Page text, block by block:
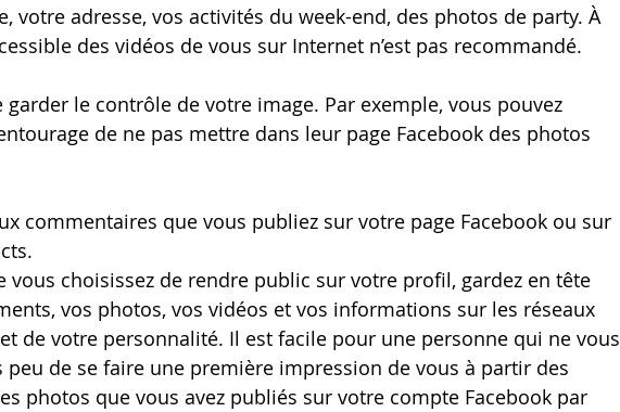
votre adresse, vos activités du week-end, des photos de party. À
des vidéos de vous sur Internet n’est pas recommandé.
garder le contrôle de votre image. Par exemple, vous pouvez
de ne pas mettre dans leur page Facebook des photos
commentaires que vous publiez sur votre page Facebook ou sur
vous choisissez de rendre public sur votre profil, gardez en tête
vos photos, vos vidéos et vos informations sur les réseaux
de votre personnalité. Il est facile pour une personne qui ne vous
peu de se faire une première impression de vous à partir des
photos que vous avez publiés sur votre compte Facebook par